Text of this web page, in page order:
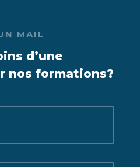
MAIL
d’une
nos formations?